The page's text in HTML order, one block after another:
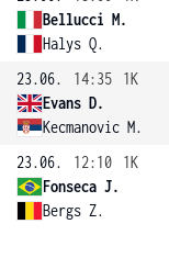
Bellucci M.
Halys Q.
23.06.
14:35
1K
Evans D.
Kecmanovic M.
23.06.
12:10
1K
Fonseca J.
Bergs Z.